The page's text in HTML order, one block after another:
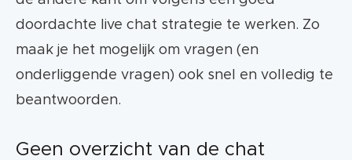
doordachte live chat strategie te werken. Zo
maak je het mogelijk om vragen (en
onderliggende vragen) ook snel en volledig te
beantwoorden.
Geen overzicht van de chat